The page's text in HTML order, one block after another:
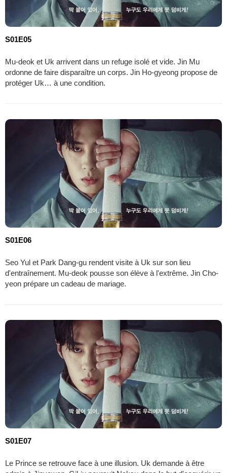
S01E05
Mu-deok et Uk arrivent dans un refuge isolé et vide. Jin Mu
ordonne de faire disparaître un corps. Jin Ho-gyeong propose de
protéger Uk… à une condition.
S01E06
Seo Yul et Park Dang-gu rendent visite à Uk sur son lieu
d'entraînement. Mu-deok pousse son élève à l'extrême. Jin Cho-
yeon prépare un cadeau de mariage.
S01E07
Le Prince se retrouve face à une illusion. Uk demande à être